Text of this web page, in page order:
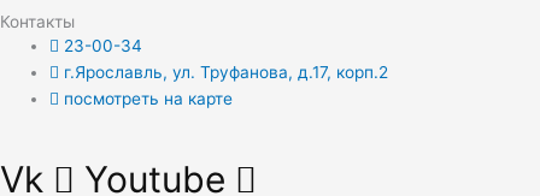
Контакты
23-00-34
г.Ярославль, ул. Труфанова, д.17, корп.2
посмотреть на карте
Vk Youtube